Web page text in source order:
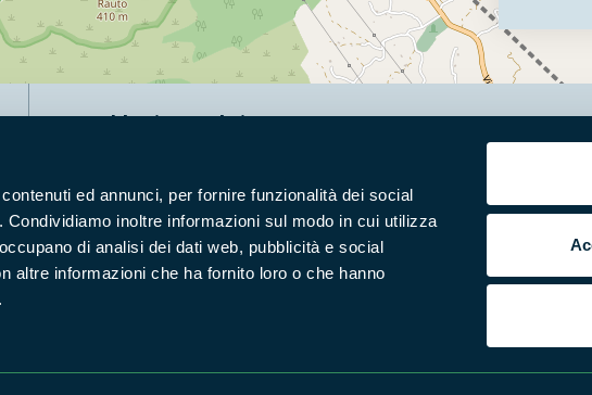
ed annunci, per fornire funzionalità dei social
inoltre informazioni sul modo in cui utilizza
di analisi dei dati web, pubblicità e social
altre informazioni che ha fornito loro o che hanno
Naviga nel sito
Enti di gestione
Natura
Storie
Foto e Video
Prodotti Natura in Campo
Aziende Natura in Campo
Strutture del parco